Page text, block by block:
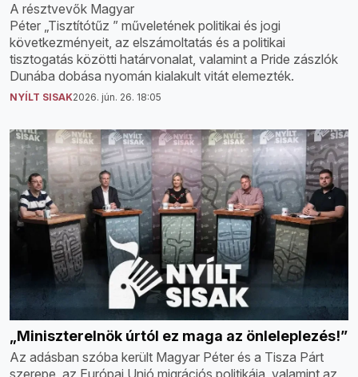
A résztvevők Magyar
Péter „Tisztítótűz ” műveletének politikai és jogi
következményeit, az elszámoltatás és a politikai
tisztogatás közötti határvonalat, valamint a Pride zászlók
Dunába dobása nyomán kialakult vitát elemezték.
NYÍLT SISAK2026. jún. 26. 18:05
„Miniszterelnök úrtól ez maga az önleleplezés!”
Az adásban szóba került Magyar Péter és a Tisza Párt
szerepe, az Európai Unió migrációs politikája, valamint az